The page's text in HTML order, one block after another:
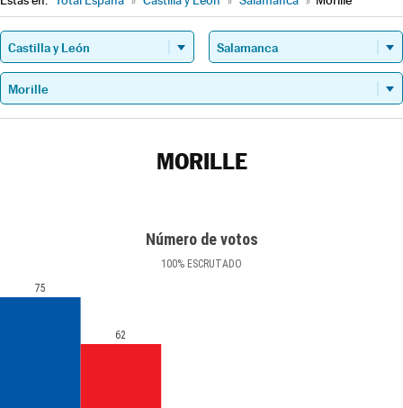
MORILLE
Número de votos
100% ESCRUTADO
75
62